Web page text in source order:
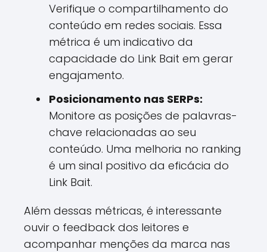
Verifique o compartilhamento do
conteúdo em redes sociais. Essa
métrica é um indicativo da
capacidade do Link Bait em gerar
engajamento.
Posicionamento nas SERPs:
Monitore as posições de palavras-
chave relacionadas ao seu
conteúdo. Uma melhoria no ranking
é um sinal positivo da eficácia do
Link Bait.
Além dessas métricas, é interessante
ouvir o feedback dos leitores e
acompanhar menções da marca nas